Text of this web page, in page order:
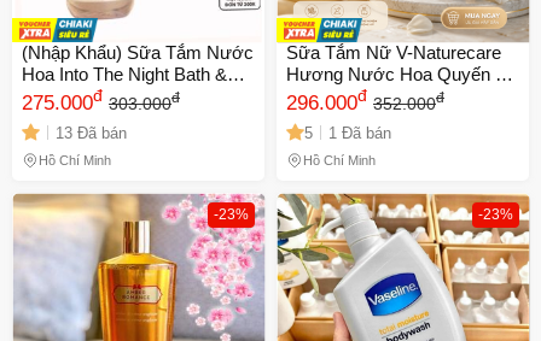
(Nhập Khẩu) Sữa Tắm Nước
Hoa Into The Night Bath &
Body Works 295ml Dưỡng
Ẩm Và Lưu Hương Nữ Tính,
Quyến Rũ Từ Thiên Nhiên
Cao Cấp Nhập Khẩu
275.000đ 303.000đ
13 Đã bán
Hồ Chí Minh
Sữa Tắm Nữ V-Naturecare
Hương Nước Hoa Quyến Rũ
190ml - Sạch Da, Trắng Da,
Lưu Hương Suốt 6 Tiếng,
Chăm Sóc Da Mềm Mịn Tự
Nhiên
296.000đ 352.000đ
5 1 Đã bán
Hồ Chí Minh
-23% -23%
🎁 Đừng Bỏ Lỡ! 🎁
Mã Giảm Giá Dành Riêng Cho Bạn
Giảm ngay -cho bất kỳ đơn hàng nào.